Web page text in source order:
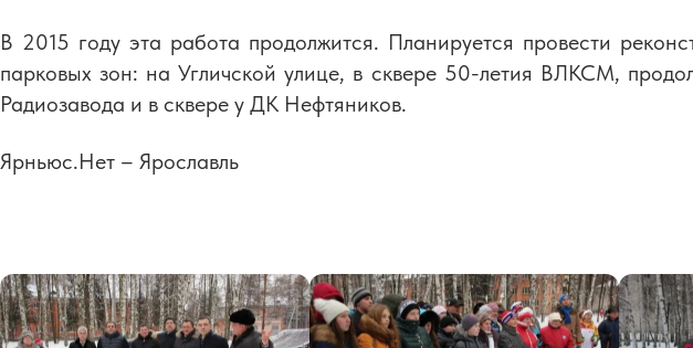
В 2015 году эта работа продолжится. Планируется провести
парковых зон: на Угличской улице, в сквере 50-летия ВЛКСМ,
Радиозавода и в сквере у ДК Нефтяников.
Ярньюс.Нет – Ярославль